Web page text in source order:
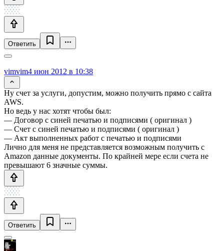
Ответить
vimvim4 июн 2012 в 10:38
Ну счет за услуги, допустим, можно получить прямо с сайта
AWS.
Но ведь у нас хотят чтобы был:
— Договор с синей печатью и подписями ( оригинал )
— Счет с синей печатью и подписями ( оригинал )
— Акт выполненных работ с печатью и подписями
Лично для меня не представляется возможным получить с
Amazon данные документы. По крайней мере если счета не
превышают 6 значные суммы.
Ответить